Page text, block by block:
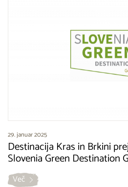
29. januar 2025
Destinacija Kras in Brkini
Slovenia Green Destination
Več